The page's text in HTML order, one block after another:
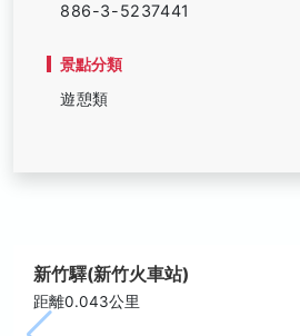
886-3-5237441
景點分類
遊憩類
新竹驛(新竹火車站)
距離0.043公里